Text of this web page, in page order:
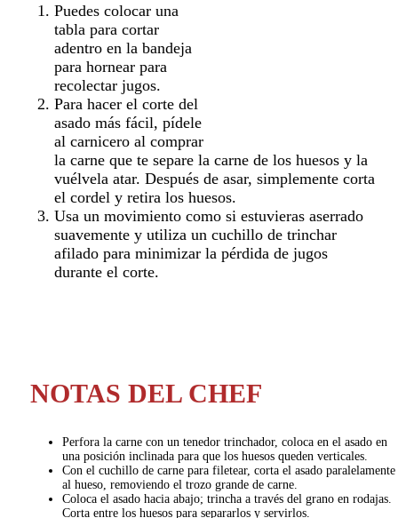
Puedes colocar una
tabla para cortar
adentro en la bandeja
para hornear para
recolectar jugos.
Para hacer el corte del
asado más fácil, pídele
al carnicero al comprar
la carne que te separe la carne de los huesos y la
vuélvela atar. Después de asar, simplemente corta
el cordel y retira los huesos.
Usa un movimiento como si estuvieras aserrado
suavemente y utiliza un cuchillo de trinchar
afilado para minimizar la pérdida de jugos
durante el corte.
NOTAS DEL CHEF
Perfora la carne con un tenedor trinchador, coloca en el asado en
una posición inclinada para que los huesos queden verticales.
Con el cuchillo de carne para filetear, corta el asado paralelamente
al hueso, removiendo el trozo grande de carne.
Coloca el asado hacia abajo; trincha a través del grano en rodajas.
Corta entre los huesos para separarlos y servirlos.